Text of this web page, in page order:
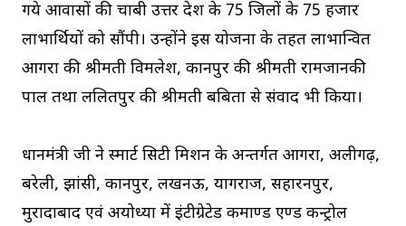
गये आवासों की चाबी उत्तर प्रदेश के 75 जिलों के 75 हजार
लाभार्थियों को सौंपी। उन्होंने इस योजना के तहत लाभान्वित
आगरा की श्रीमती विमलेश, कानपुर की श्रीमती रामजानकी
पाल तथा ललितपुर की श्रीमती बबिता से संवाद भी किया।
प्रधानमंत्री जी ने स्मार्ट सिटी मिशन के अन्तर्गत आगरा, अलीगढ़,
बरेली, झांसी, कानपुर, लखनऊ, प्रयागराज, सहारनपुर,
मुरादाबाद एवं अयोध्या में इंटीग्रेटेड कमाण्ड एण्ड कन्ट्रोल